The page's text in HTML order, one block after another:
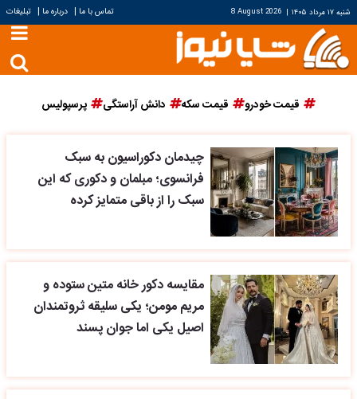
شنبه ۱۷ مرداد ۱۴۰۵ |
8 August 2026 تماس با ما | درباره ما | تبلیغات
قیمت خودرو قیمت سکه دانش آراستگی پرسپولیس
چیدمان دکوراسیون به سبک
فرانسوی؛ مبلمان و دکوری که این
سبک را از باقی متمایز کرده
مقایسه دکور خانه متین ستوده و
مریم مومن؛ یکی سلیقه ثروتمندان
اصیل یکی اما جوان پسند